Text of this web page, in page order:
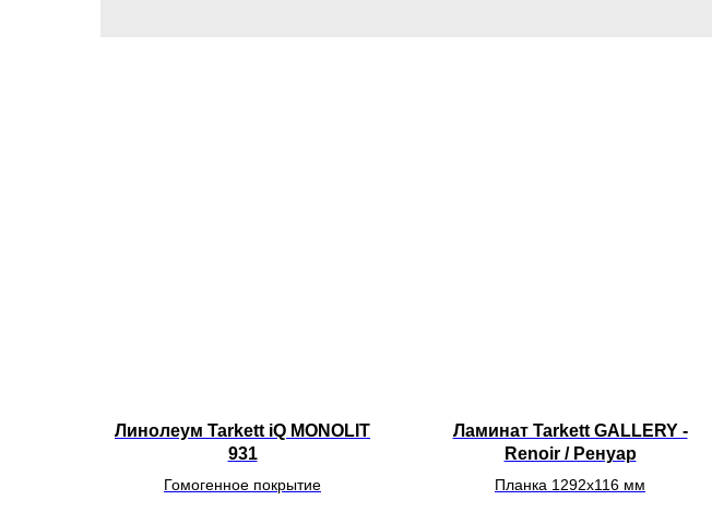
Линолеум Tarkett iQ MONOLIT
931
Гомогенное покрытие
Ламинат Tarkett GALLERY -
Renoir / Ренуар
Планка 1292х116 мм